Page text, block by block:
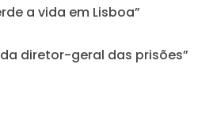
a vida em Lisboa”
diretor-geral das prisões”